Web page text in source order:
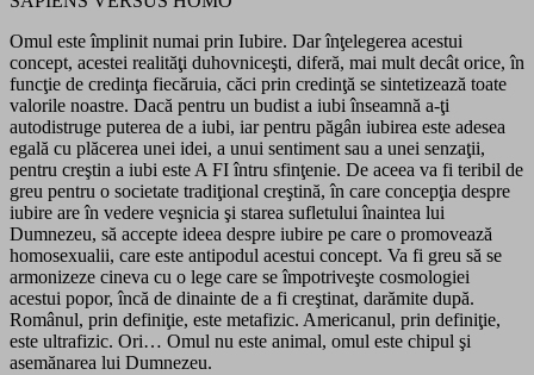
Omul este împlinit numai prin Iubire. Dar înţelegerea acestui
concept, acestei realităţi duhovniceşti, diferă, mai mult decât orice, în
funcţie de credinţa fiecăruia, căci prin credinţă se sintetizează toate
valorile noastre. Dacă pentru un budist a iubi înseamnă a-ţi
autodistruge puterea de a iubi, iar pentru păgân iubirea este adesea
egală cu plăcerea unei idei, a unui sentiment sau a unei senzaţii,
pentru creştin a iubi este A FI întru sfinţenie. De aceea va fi teribil de
greu pentru o societate tradiţional creştină, în care concepţia despre
iubire are în vedere veşnicia şi starea sufletului înaintea lui
Dumnezeu, să accepte ideea despre iubire pe care o promovează
homosexualii, care este antipodul acestui concept. Va fi greu să se
armonizeze cineva cu o lege care se împotriveşte cosmologiei
acestui popor, încă de dinainte de a fi creştinat, darămite după.
Românul, prin definiţie, este metafizic. Americanul, prin definiţie,
este ultrafizic. Ori… Omul nu este animal, omul este chipul şi
asemănarea lui Dumnezeu.